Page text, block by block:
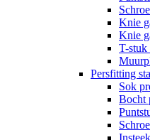
Knie
Knie
T-stuk
Persfitting
Sok
Bocht